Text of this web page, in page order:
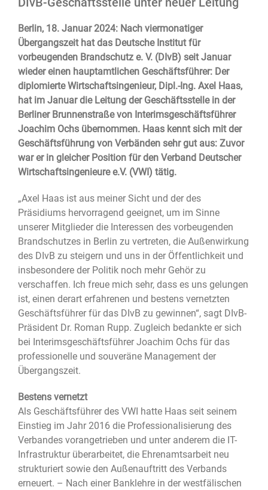
Berlin, 18. Januar 2024: Nach viermonatiger
Übergangszeit hat das Deutsche Institut für
vorbeugenden Brandschutz e. V. (DIvB) seit Januar
wieder einen hauptamtlichen Geschäftsführer: Der
diplomierte Wirtschaftsingenieur, Dipl.-Ing. Axel Haas,
hat im Januar die Leitung der Geschäftsstelle in der
Berliner Brunnenstraße von Interims­geschäftsführer
Joachim Ochs übernommen. Haas kennt sich mit der
Geschäftsführung von Verbänden sehr gut aus: Zuvor
war er in gleicher Position für den Verband Deutscher
Wirtschaftsingenieure e.V. (VWI) tätig.
„Axel Haas ist aus meiner Sicht und der des
Präsidiums hervorragend geeignet, um im Sinne
unserer Mitglieder die Interessen des vorbeugenden
Brandschutzes in Berlin zu vertreten, die Außenwirkung
des DIvB zu steigern und uns in der Öffentlichkeit und
insbesondere der Politik noch mehr Gehör zu
verschaffen. Ich freue mich sehr, dass es uns gelungen
ist, einen derart erfahrenen und bestens vernetzten
Geschäftsführer für das DIvB zu gewinnen“, sagt DIvB-
Präsident Dr. Roman Rupp. Zugleich bedankte er sich
bei Interimsgeschäftsführer Joachim Ochs für das
professionelle und souveräne Management der
Übergangszeit.
Bestens vernetzt
Als Geschäftsführer des VWI hatte Haas seit seinem
Einstieg im Jahr 2016 die Professionalisierung des
Verbandes vorangetrieben und unter anderem die IT-
Infrastruktur überarbeitet, die Ehrenamtsarbeit neu
strukturiert sowie den Außenauftritt des Verbands
erneuert. – Nach einer Banklehre in der westfälischen